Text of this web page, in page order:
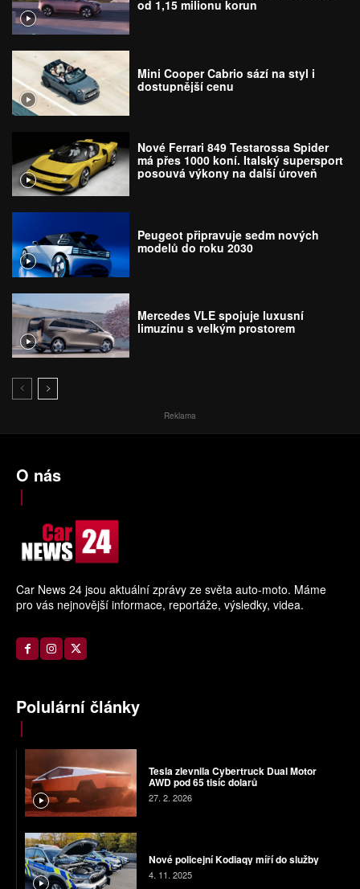
od 1,15 milionu korun
Mini Cooper Cabrio sází na styl i
dostupnější cenu
Nové Ferrari 849 Testarossa Spider
má přes 1000 koní. Italský supersport
posouvá výkony na další úroveň
Peugeot připravuje sedm nových
modelů do roku 2030
Mercedes VLE spojuje luxusní
limuzínu s velkým prostorem
Reklama
O nás
Car News 24 jsou aktuální zprávy ze světa auto-moto. Máme
pro vás nejnovější informace, reportáže, výsledky, videa.
Polulární články
Tesla zlevnila Cybertruck Dual Motor
AWD pod 65 tisíc dolarů
27. 2. 2026
Nové policejní Kodiaqy míří do služby
4. 11. 2025